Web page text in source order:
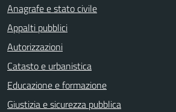
Anagrafe e stato civile
Appalti pubblici
Autorizzazioni
Catasto e urbanistica
Educazione e formazione
Giustizia e sicurezza pubblica